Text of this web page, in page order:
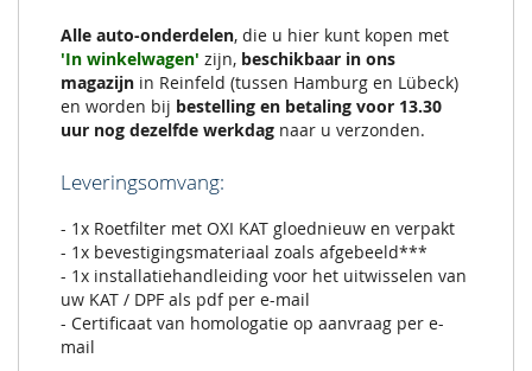
Alle auto-onderdelen, die u hier kunt kopen met
'In winkelwagen' zijn, beschikbaar in ons
magazijn in Reinfeld (tussen Hamburg en Lübeck)
en worden bij bestelling en betaling voor 13.30
uur nog dezelfde werkdag naar u verzonden.
Leveringsomvang:
- 1x Roetfilter met OXI KAT gloednieuw en verpakt
- 1x bevestigingsmateriaal zoals afgebeeld***
- 1x installatiehandleiding voor het uitwisselen van
uw KAT / DPF als pdf per e-mail
- Certificaat van homologatie op aanvraag per e-
mail